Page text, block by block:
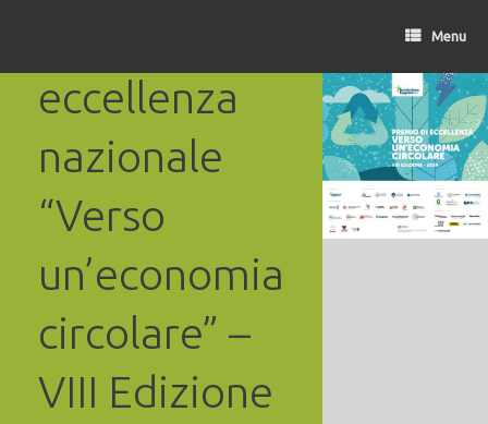
Menu
eccellenza
nazionale
“Verso
un’economia
circolare” –
VIII Edizione